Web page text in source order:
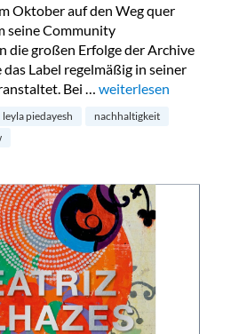
Oktober auf den Weg quer
seine Community
die großen Erfolge der Archive
Label regelmäßig in seiner
Bei … „lala Berlin begibt
weiterlesen
leyla piedayesh
nachhaltigkeit